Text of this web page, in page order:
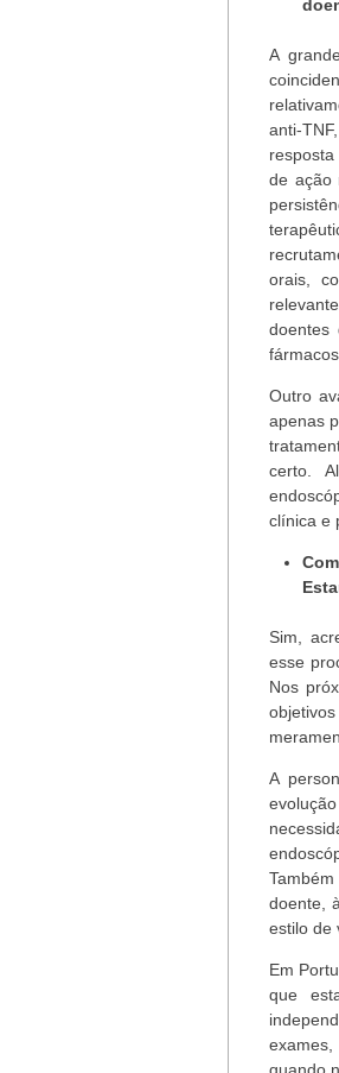
A
anti-
de ação
orais,
doentes
fármacos.
Outro
apenas
certo.
clínica e
Sim,
esse
Nos
A
doente,
estilo de
Em
que